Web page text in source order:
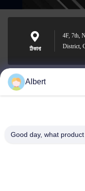
ঠিকানা
4F, 7th,
District,
Albert
Good day, what